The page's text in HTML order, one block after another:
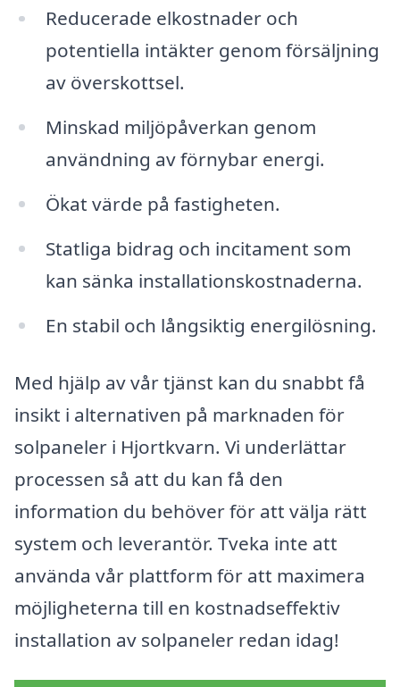
Reducerade elkostnader och
potentiella intäkter genom försäljning
av överskottsel.
Minskad miljöpåverkan genom
användning av förnybar energi.
Ökat värde på fastigheten.
Statliga bidrag och incitament som
kan sänka installationskostnaderna.
En stabil och långsiktig energilösning.
Med hjälp av vår tjänst kan du snabbt få
insikt i alternativen på marknaden för
solpaneler i Hjortkvarn. Vi underlättar
processen så att du kan få den
information du behöver för att välja rätt
system och leverantör. Tveka inte att
använda vår plattform för att maximera
möjligheterna till en kostnadseffektiv
installation av solpaneler redan idag!